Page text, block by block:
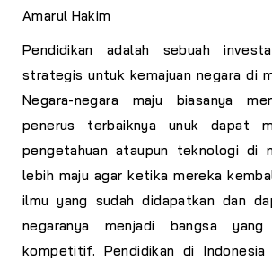
Amarul Hakim
Pendidikan adalah sebuah
strategis untuk kemajuan negara di
Negara-negara maju biasanya
penerus terbaiknya unuk dapat
pengetahuan ataupun teknologi di
lebih maju agar ketika mereka
ilmu yang sudah didapatkan dan
negaranya menjadi bangsa
kompetitif. Pendidikan di